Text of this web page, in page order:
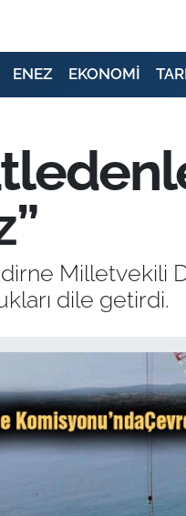
ENEZ EKONOMİ
Milletvekili
dile getirdi.